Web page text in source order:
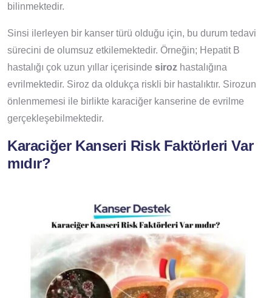
bilinmektedir.
Sinsi ilerleyen bir kanser türü olduğu için, bu durum tedavi
sürecini de olumsuz etkilemektedir. Örneğin; Hepatit B
hastalığı çok uzun yıllar içerisinde siroz hastalığına
evrilmektedir. Siroz da oldukça riskli bir hastalıktır. Sirozun
önlenmemesi ile birlikte karaciğer kanserine de evrilme
gerçekleşebilmektedir.
Karaciğer Kanseri Risk Faktörleri Var
mıdır?